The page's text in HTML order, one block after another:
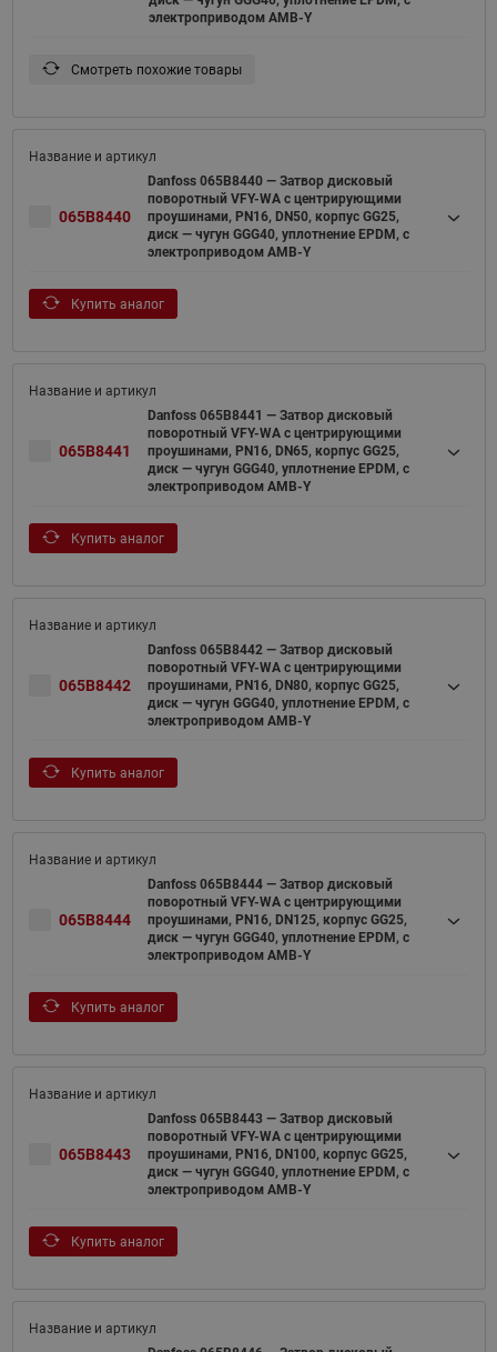
электроприводом AMB-Y
Смотреть похожие товары
065B8440
Danfoss 065B8440 — Затвор дисковый
поворотный VFY-WA с центрирующими
проушинами, PN16, DN50, корпус GG25,
диск — чугун GGG40, уплотнение EPDM, с
электроприводом AMB-Y
Купить аналог
065B8441
Danfoss 065B8441 — Затвор дисковый
поворотный VFY-WA с центрирующими
проушинами, PN16, DN65, корпус GG25,
диск — чугун GGG40, уплотнение EPDM, с
электроприводом AMB-Y
Купить аналог
065B8442
Danfoss 065B8442 — Затвор дисковый
поворотный VFY-WA с центрирующими
проушинами, PN16, DN80, корпус GG25,
диск — чугун GGG40, уплотнение EPDM, с
электроприводом AMB-Y
Купить аналог
065B8444
Danfoss 065B8444 — Затвор дисковый
поворотный VFY-WA с центрирующими
проушинами, PN16, DN125, корпус GG25,
диск — чугун GGG40, уплотнение EPDM, с
электроприводом AMB-Y
Купить аналог
065B8443
Danfoss 065B8443 — Затвор дисковый
поворотный VFY-WA с центрирующими
проушинами, PN16, DN100, корпус GG25,
диск — чугун GGG40, уплотнение EPDM, с
электроприводом AMB-Y
Купить аналог